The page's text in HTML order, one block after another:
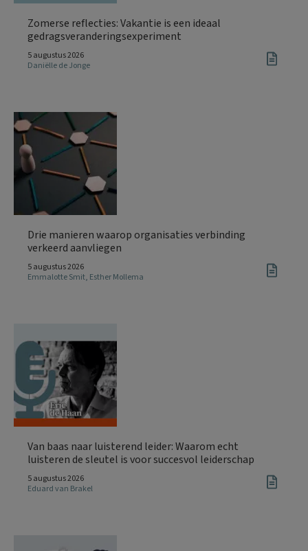
Zomerse reflecties: Vakantie is een ideaal
gedragsveranderingsexperiment
5 augustus 2026
Daniëlle de Jonge
Drie manieren waarop organisaties verbinding
verkeerd aanvliegen
5 augustus 2026
Emmalotte Smit, Esther Mollema
Van baas naar luisterend leider: Waarom echt
luisteren de sleutel is voor succesvol leiderschap
5 augustus 2026
Eduard van Brakel